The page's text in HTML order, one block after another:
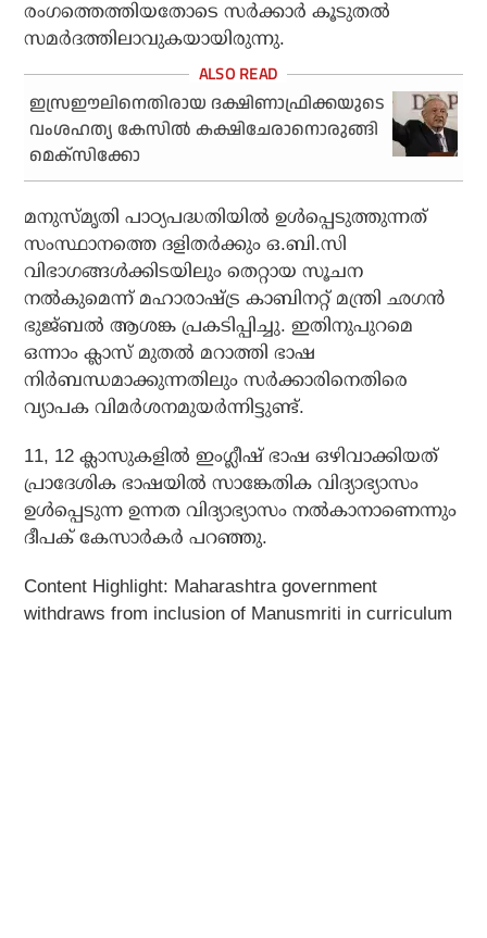
രംഗത്തെത്തിയതോടെ സര്‍ക്കാര്‍ കൂടുതല്‍
സമര്‍ദത്തിലാവുകയായിരുന്നു.
ഇസ്രഈലിനെതിരായ ദക്ഷിണാഫ്രിക്കയുടെ
വംശഹത്യ കേസില്‍ കക്ഷിചേരാനൊരുങ്ങി
മെക്‌സിക്കോ
മനുസ്മൃതി പാഠ്യപദ്ധതിയില്‍ ഉള്‍പ്പെടുത്തുന്നത്
സംസ്ഥാനത്തെ ദളിതര്‍ക്കും ഒ.ബി.സി
വിഭാഗങ്ങള്‍ക്കിടയിലും തെറ്റായ സൂചന
നല്‍കുമെന്ന് മഹാരാഷ്ട്ര കാബിനറ്റ് മന്ത്രി ഛഗന്‍
ഭുജ്ബല്‍ ആശങ്ക പ്രകടിപ്പിച്ചു. ഇതിനുപുറമെ
ഒന്നാം ക്ലാസ് മുതല്‍ മറാത്തി ഭാഷ
നിര്‍ബന്ധമാക്കുന്നതിലും സര്‍ക്കാരിനെതിരെ
വ്യാപക വിമര്‍ശനമുയര്‍ന്നിട്ടുണ്ട്.
11, 12 ക്ലാസുകളില്‍ ഇംഗ്ലീഷ് ഭാഷ ഒഴിവാക്കിയത്
പ്രാദേശിക ഭാഷയില്‍ സാങ്കേതിക വിദ്യാഭ്യാസം
ഉള്‍പ്പെടുന്ന ഉന്നത വിദ്യാഭ്യാസം നല്‍കാനാണെന്നും
ദീപക് കേസാര്‍കര്‍ പറഞ്ഞു.
Content Highlight: Maharashtra government
withdraws from inclusion of Manusmriti in curriculum